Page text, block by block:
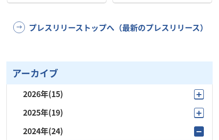
プレスリリーストップへ（最新のプレスリリース）
アーカイブ
2026年(15)
7月(2)
6月(4)
2025年(19)
11月(3)
2024年(24)